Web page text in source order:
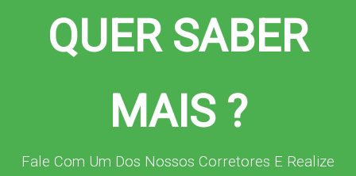
QUER SABER
MAIS ?
Fale Com Um Dos Nossos Corretores E Realize